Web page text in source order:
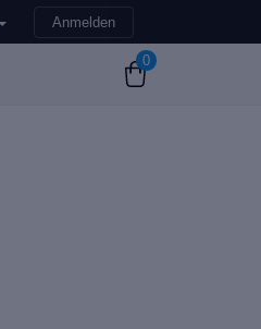
Anmelden
0